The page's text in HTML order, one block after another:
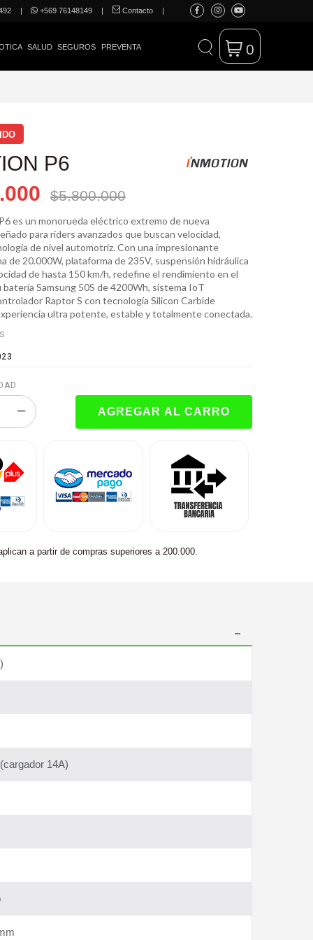
| +569 76148149 | Contacto |
SALUD SEGUROS PREVENTA 0
P6
$5.800.000
es un monorueda eléctrico extremo de nueva
para riders avanzados que buscan velocidad,
de nivel automotriz. Con una impresionante
de 20.000W, plataforma de 235V, suspensión hidráulica
de hasta 150 km/h, redefine el rendimiento en el
batería Samsung 50S de 4200Wh, sistema IoT
Raptor S con tecnología Silicon Carbide
ultra potente, estable y totalmente conectada.
a partir de compras superiores a 200.000.
14A)